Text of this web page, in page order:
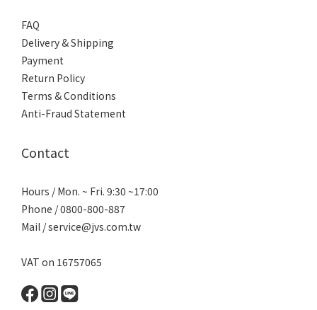
FAQ
Delivery & Shipping
Payment
Return Policy
Terms & Conditions
Anti-Fraud Statement
Contact
Hours / Mon. ~ Fri. 9:30 ~17:00
Phone / 0800-800-887
Mail / service@jvs.com.tw
VAT on 16757065